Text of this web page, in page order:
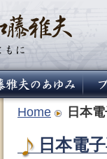
Home 日本
日本電